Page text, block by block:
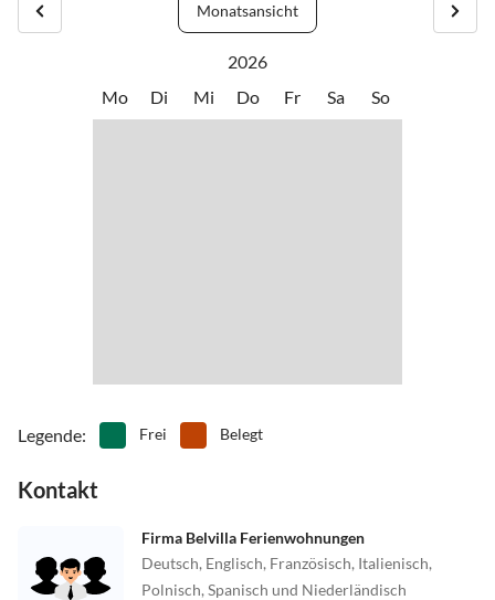
Monatsansicht
2026
Mo
Di Mi Do Fr Sa So
Legende: Frei Belegt
Kontakt
Firma Belvilla Ferienwohnungen
Deutsch, Englisch, Französisch, Italienisch,
Polnisch, Spanisch und Niederländisch